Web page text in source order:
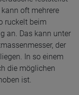
oft mehrere
ruckelt beim
an. Das kann unter
der
In so einem
die möglichen
ist.